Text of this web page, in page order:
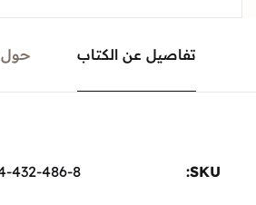
تفاصيل عن الكتاب حول
SKU:
432-486-8